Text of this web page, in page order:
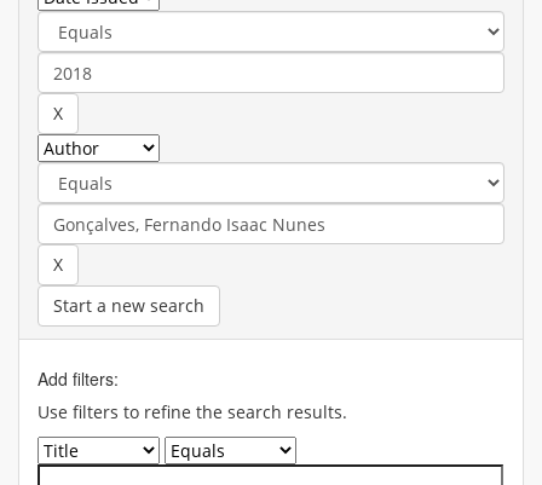
Start a new search
Add filters:
Use filters to refine the search results.